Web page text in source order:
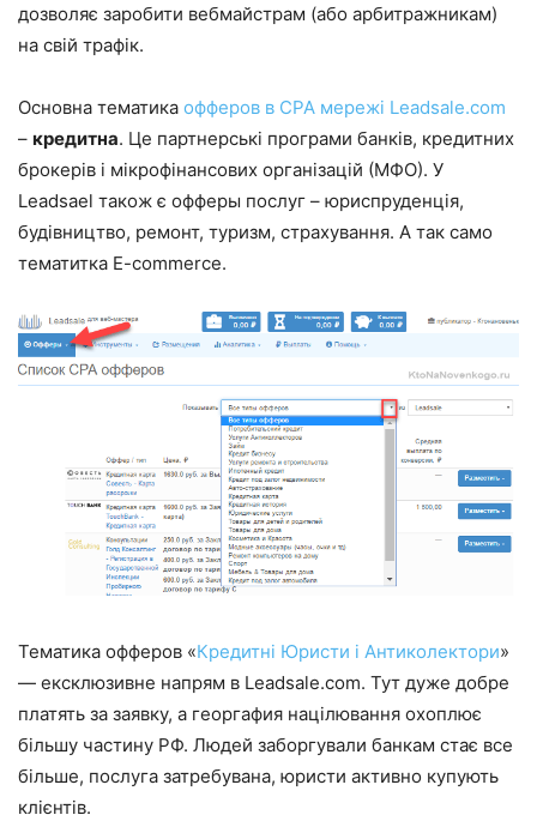
дозволяє заробити вебмайстрам (або арбитражникам)
на свій трафік.
Основна тематика офферов в CPA мережі Leadsale.com
– кредитна. Це партнерські програми банків, кредитних
брокерів і мікрофінансових організацій (МФО). У
Leadsael також є офферы послуг – юриспруденція,
будівництво, ремонт, туризм, страхування. А так само
тематитка E-commerce.
Тематика офферов «Кредитні Юристи і Антиколектори»
— ексклюзивне напрям в Leadsale.com. Тут дуже добре
платять за заявку, а георгафия націлювання охоплює
більшу частину РФ. Людей заборгували банкам стає все
більше, послуга затребувана, юристи активно купують
клієнтів.